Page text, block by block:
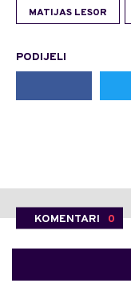
MATIJAS LESOR
PODIJELI
KOMENTARI 0